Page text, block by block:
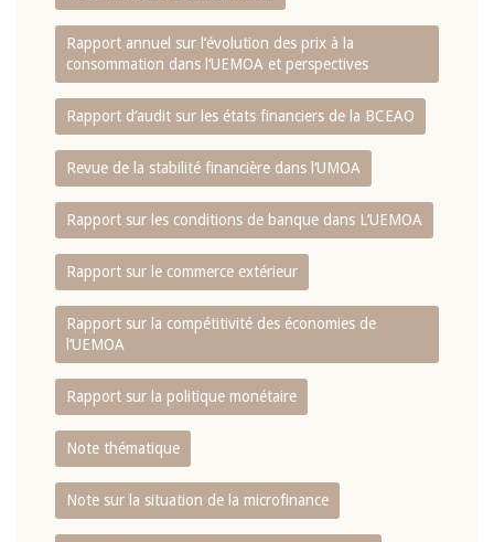
Rapport annuel sur l‘évolution des prix à la
consommation dans l‘UEMOA et perspectives
Rapport d‘audit sur les états financiers de la BCEAO
Revue de la stabilité financière dans l‘UMOA
Rapport sur les conditions de banque dans L‘UEMOA
Rapport sur le commerce extérieur
Rapport sur la compétitivité des économies de
l‘UEMOA
Rapport sur la politique monétaire
Note thématique
Note sur la situation de la microfinance